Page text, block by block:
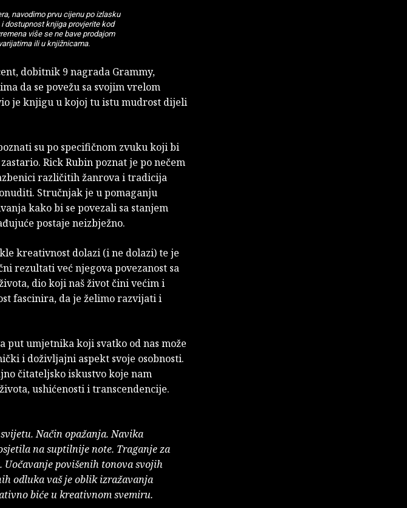
navodimo prvu cijenu po izlasku
dostupnost knjiga provjerite kod
više se ne bave prodajom
ili u knjižnicama.
dobitnik 9 nagrada Grammy,
da se povežu sa svojim vrelom
je knjigu u kojoj tu istu mudrost dijeli
su po specifičnom zvuku koji bi
Rick Rubin poznat je po nečem
različitih žanrova i tradicija
Stručnjak je u pomaganju
kako bi se povezali sa stanjem
postaje neizbježno.
kreativnost dolazi (i ne dolazi) te je
rezultati već njegova povezanost sa
dio koji naš život čini većim i
fascinira, da je želimo razvijati i
put umjetnika koji svatko od nas može
i doživljajni aspekt svoje osobnosti.
čitateljsko iskustvo koje nam
ushićenosti i transcendencije.
Način opažanja. Navika
na suptilnije note. Traganje za
povišenih tonova svojih
odluka vaš je oblik izražavanja
biće u kreativnom svemiru.